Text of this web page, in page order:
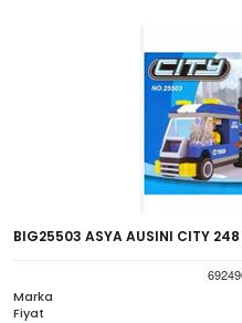
BIG25503 ASYA AUSINI CITY
Marka
Fiyat